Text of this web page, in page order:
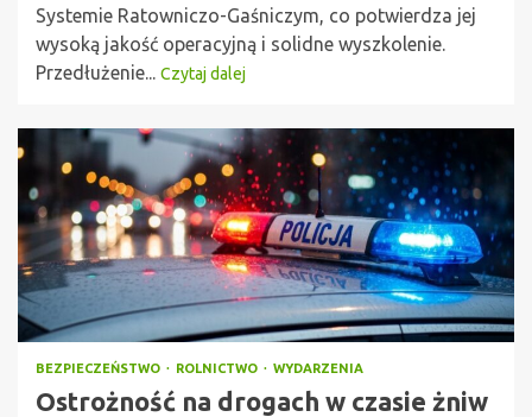
Systemie Ratowniczo-Gaśniczym, co potwierdza jej
wysoką jakość operacyjną i solidne wyszkolenie.
Przedłużenie... Czytaj dalej
BEZPIECZEŃSTWO ROLNICTWO WYDARZENIA
Ostrożność na drogach w czasie żniw